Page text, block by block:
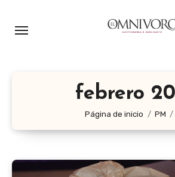
febrero
Página de inicio PM